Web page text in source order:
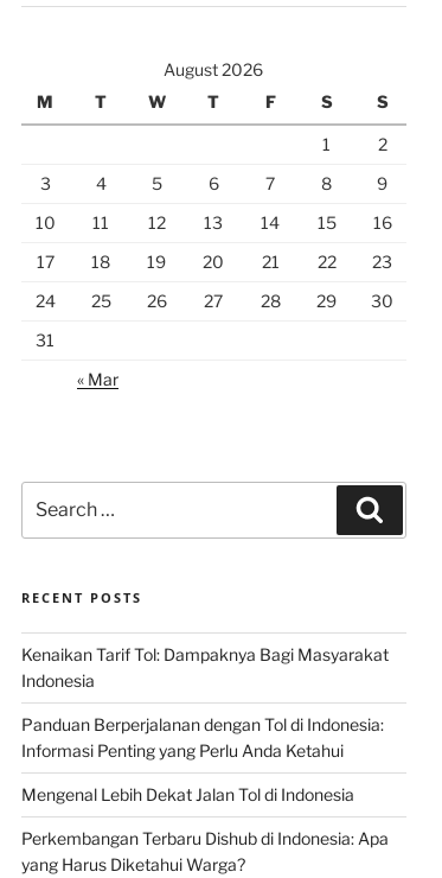
August 2026
M
T W T F S S
1
2
3
4 5 6 7 8
9
10
11 12 13 14 15
16
17
18 19 20 21 22
23
24
25 26 27 28 29
30
31
« Mar
for:
RECENT POSTS
Kenaikan Tarif Tol: Dampaknya Bagi Masyarakat
Indonesia
Panduan Berperjalanan dengan Tol di Indonesia:
Informasi Penting yang Perlu Anda Ketahui
Mengenal Lebih Dekat Jalan Tol di Indonesia
Perkembangan Terbaru Dishub di Indonesia: Apa
yang Harus Diketahui Warga?